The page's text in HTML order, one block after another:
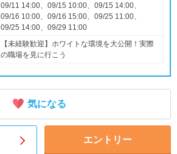
09/11 14:00、09/15 10:00、09/15 14:00、
09/16 10:00、09/16 15:00、09/25 11:00、
09/25 14:00、09/29 11:00
【未経験歓迎】ホワイトな環境を大公開！実際
の職場を見に行こう
気になる
エントリー